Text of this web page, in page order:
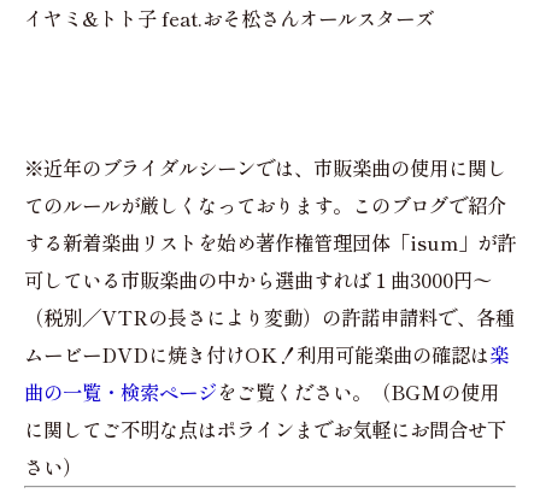
イヤミ&トト子 feat.おそ松さんオールスターズ
※近年のブライダルシーンでは、市販楽曲の使用に関し
てのルールが厳しくなっております。このブログで紹介
する新着楽曲リストを始め著作権管理団体「isum」が許
可している市販楽曲の中から選曲すれば１曲3000円〜
（税別／VTRの長さにより変動）の許諾申請料で、各種
ムービーDVDに焼き付けOK！利用可能楽曲の確認は楽
曲の一覧・検索ページをご覧ください。（BGMの使用
に関してご不明な点はポラインまでお気軽にお問合せ下
さい）